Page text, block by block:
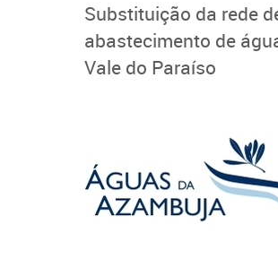
Substituição da rede
abastecimento de
Vale do Paraíso